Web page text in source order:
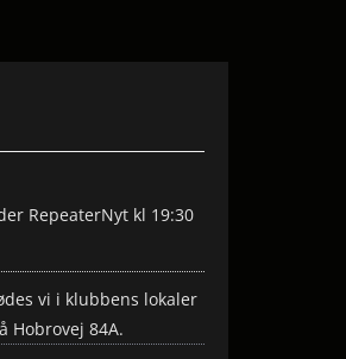
RepeaterNyt kl 19:30
vi i klubbens lokaler
Hobrovej 84A.